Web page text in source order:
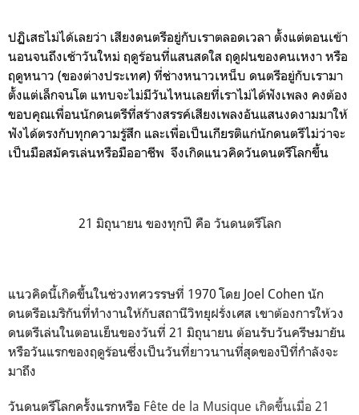
ปฏิเสธไม่ได้เลยว่า เสียงดนตรีอยู่กับเราตลอดเวลา ตั้งแต่ตอนเข้า
นอนจนถึงเช้าวันใหม่ ฤดูร้อนที่แสนสดใส ฤดูฝนของคนเหงา หรือ
ฤดูหนาว (ของต่างประเทศ) ที่ช่างหนาวเหน็บ ดนตรีอยู่กับเรามา
ตั้งแต่เล็กจนโต แทบจะไม่มีวันไหนเลยที่เราไม่ได้ฟังเพลง คงต้อง
ขอบคุณเพื่อนนักดนตรีที่สร้างสรรค์เสียงเพลงอันแสนงดงามมาให้
ฟังได้ตรงกับทุกความรู้สึก และเพื่อเป็นเกียรติแก่นักดนตรีไม่ว่าจะ
เป็นมือสมัครเล่นหรือมืออาชีพ จึงเกิดแนวคิดวันดนตรีโลกขึ้น
21 มิถุนายน ของทุกปี คือ วันดนตรีโลก
แนวคิดนี้เกิดขึ้นในช่วงทศวรรษที่ 1970 โดย Joel Cohen นัก
ดนตรีอเมริกันที่ทำงานให้กับสถานีวิทยุฝรั่งเศส เขาต้องการให้วง
ดนตรีเล่นในตอนเย็นของวันที่ 21 มิถุนายน ต้อนรับวันครีษมายัน
หรือวันแรกของฤดูร้อนซึ่งเป็นวันที่ยาวนานที่สุดของปีที่กำลังจะ
มาถึง
วันดนตรีโลกครั้งแรกหรือ Fête de la Musique เกิดขึ้นเมื่อ 21